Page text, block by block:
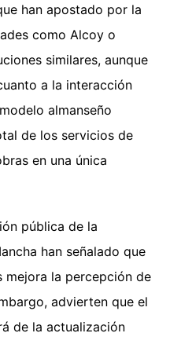
han apostado por la
como Alcoy o
similares, aunque
a la interacción
almanseño
de los servicios de
en una única
pública de la
han señalado que
mejora la percepción de
advierten que el
de la actualización